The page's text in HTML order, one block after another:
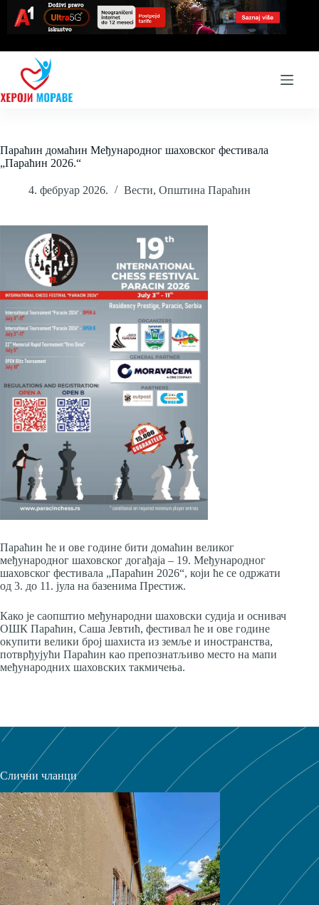
content
Параћин домаћин Међународног шаховског фестивала
„Параћин 2026.“
4. фебруар 2026. Вести, Општина Параћин
Параћин ће и ове године бити домаћин великог
међународног шаховског догађаја – 19. Међународног
шаховског фестивала „Параћин 2026“, који ће се одржати
од 3. до 11. јула на базенима Престиж.
Како је саопштио међународни шаховски судија и оснивач
ОШК Параћин, Саша Јевтић, фестивал ће и ове године
окупити велики број шахиста из земље и иностранства,
потврђујући Параћин као препознатљиво место на мапи
међународних шаховских такмичења.
Слични чланци